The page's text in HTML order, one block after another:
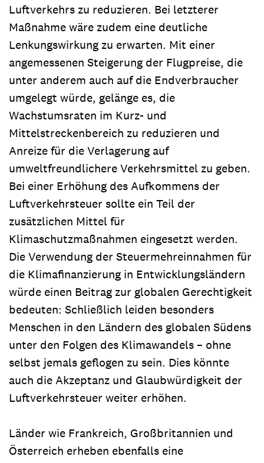
Luftverkehrs zu reduzieren. Bei letzterer
Maßnahme wäre zudem eine deutliche
Lenkungswirkung zu erwarten. Mit einer
angemessenen Steigerung der Flugpreise, die
unter anderem auch auf die Endverbraucher
umgelegt würde, gelänge es, die
Wachstumsraten im Kurz- und
Mittelstreckenbereich zu reduzieren und
Anreize für die Verlagerung auf
umweltfreundlichere Verkehrsmittel zu geben.
Bei einer Erhöhung des Aufkommens der
Luftverkehrsteuer sollte ein Teil der
zusätzlichen Mittel für
Klimaschutzmaßnahmen eingesetzt werden.
Die Verwendung der Steuermehreinnahmen für
die Klimafinanzierung in Entwicklungsländern
würde einen Beitrag zur globalen Gerechtigkeit
bedeuten: Schließlich leiden besonders
Menschen in den Ländern des globalen Südens
unter den Folgen des Klimawandels – ohne
selbst jemals geflogen zu sein. Dies könnte
auch die Akzeptanz und Glaubwürdigkeit der
Luftverkehrsteuer weiter erhöhen.
Länder wie Frankreich, Großbritannien und
Österreich erheben ebenfalls eine